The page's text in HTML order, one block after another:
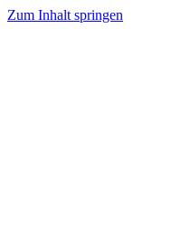
Zum Inhalt springen